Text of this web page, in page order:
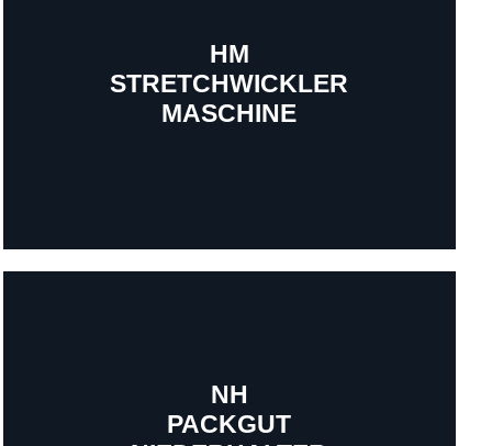
HM
STRETCHWICKLER
MASCHINE
Mehr erfahren
NH
PACKGUT